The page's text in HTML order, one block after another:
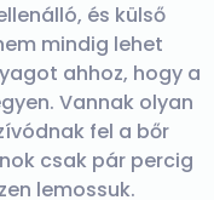
és külső
mindig lehet
ahhoz, hogy a
Vannak olyan
fel a bőr
csak pár percig
lemossuk.